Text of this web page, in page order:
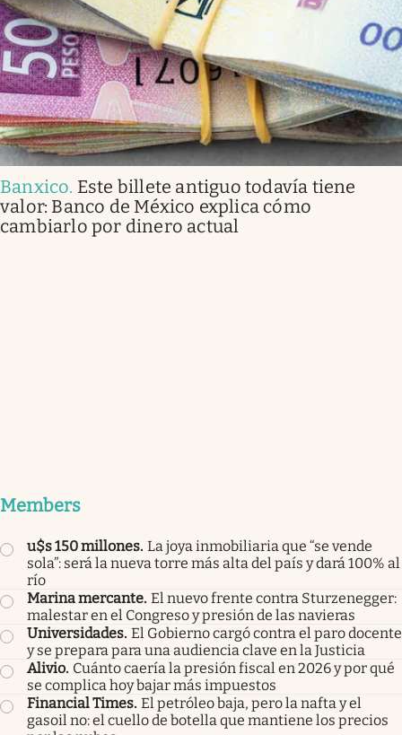
Banxico. Este billete antiguo todavía tiene
valor: Banco de México explica cómo
cambiarlo por dinero actual
Members
u$s 150 millones. La joya inmobiliaria que “se vende
sola”: será la nueva torre más alta del país y dará 100% al
río
Marina mercante. El nuevo frente contra Sturzenegger:
malestar en el Congreso y presión de las navieras
Universidades. El Gobierno cargó contra el paro docente
y se prepara para una audiencia clave en la Justicia
Alivio. Cuánto caería la presión fiscal en 2026 y por qué
se complica hoy bajar más impuestos
Financial Times. El petróleo baja, pero la nafta y el
gasoil no: el cuello de botella que mantiene los precios